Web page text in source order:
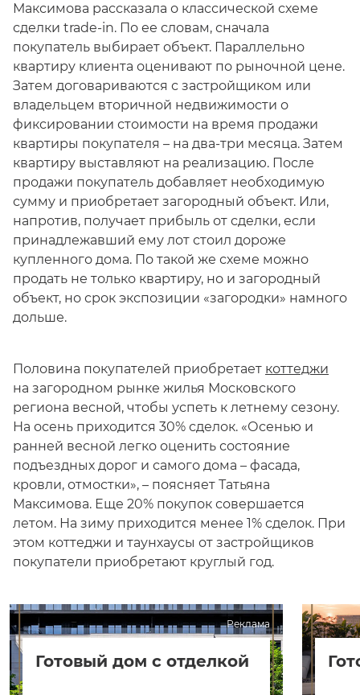
Максимова рассказала о классической схеме
сделки trade-in. По ее словам, сначала
покупатель выбирает объект. Параллельно
квартиру клиента оценивают по рыночной цене.
Затем договариваются с застройщиком или
владельцем вторичной недвижимости о
фиксировании стоимости на время продажи
квартиры покупателя – на два-три месяца. Затем
квартиру выставляют на реализацию. После
продажи покупатель добавляет необходимую
сумму и приобретает загородный объект. Или,
напротив, получает прибыль от сделки, если
принадлежавший ему лот стоил дороже
купленного дома. По такой же схеме можно
продать не только квартиру, но и загородный
объект, но срок экспозиции «загородки» намного
дольше.
Половина покупателей приобретает коттеджи
на загородном рынке жилья Московского
региона весной, чтобы успеть к летнему сезону.
На осень приходится 30% сделок. «Осенью и
ранней весной легко оценить состояние
подъездных дорог и самого дома – фасада,
кровли, отмостки», – поясняет Татьяна
Максимова. Еще 20% покупок совершается
летом. На зиму приходится менее 1% сделок. При
этом коттеджи и таунхаусы от застройщиков
покупатели приобретают круглый год.
Реклама
Готовый дом с отделкой